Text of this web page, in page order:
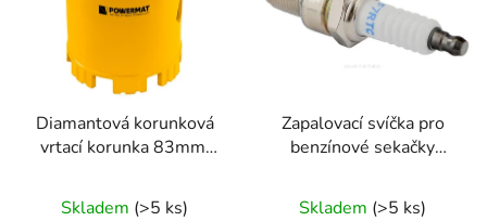
Diamantová korunková
vrtací korunka 83mm,
Skladem (>5 ks)
Zapalovací svíčka pro
benzínové sekačky
Skladem (>5 ks)